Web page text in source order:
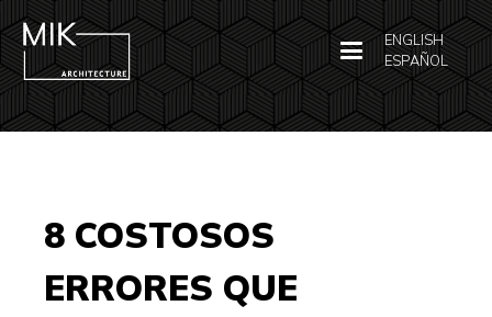
ENGLISH
ESPAÑOL
8 COSTOSOS
ERRORES QUE